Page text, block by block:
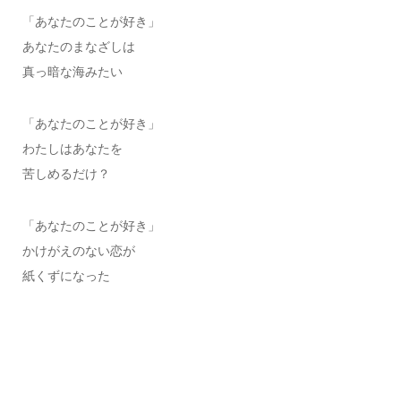
「あなたのことが好き」
あなたのまなざしは
真っ暗な海みたい
「あなたのことが好き」
わたしはあなたを
苦しめるだけ？
「あなたのことが好き」
かけがえのない恋が
紙くずになった